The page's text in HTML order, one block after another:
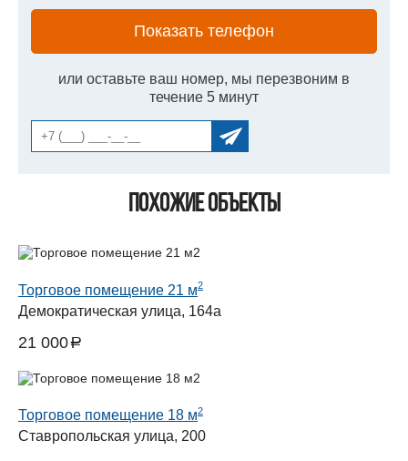
Показать телефон
или оставьте ваш номер, мы перезвоним в
течение 5 минут
Похожие объекты
Торговое помещение 21 м2
Демократическая улица, 164а
21 000a
Торговое помещение 18 м2
Ставропольская улица, 200